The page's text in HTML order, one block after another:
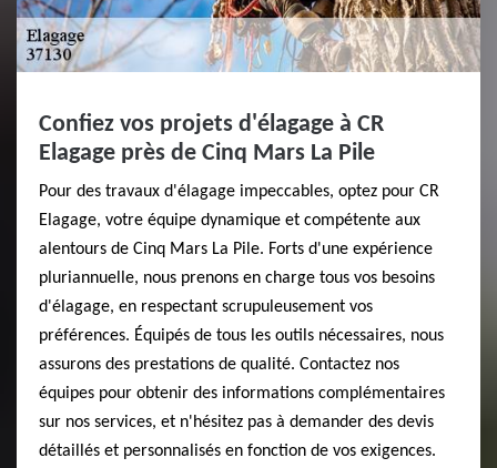
Confiez vos projets d'élagage à CR
Elagage près de Cinq Mars La Pile
Pour des travaux d'élagage impeccables, optez pour CR
Elagage, votre équipe dynamique et compétente aux
alentours de Cinq Mars La Pile. Forts d'une expérience
pluriannuelle, nous prenons en charge tous vos besoins
d'élagage, en respectant scrupuleusement vos
préférences. Équipés de tous les outils nécessaires, nous
assurons des prestations de qualité. Contactez nos
équipes pour obtenir des informations complémentaires
sur nos services, et n'hésitez pas à demander des devis
détaillés et personnalisés en fonction de vos exigences.